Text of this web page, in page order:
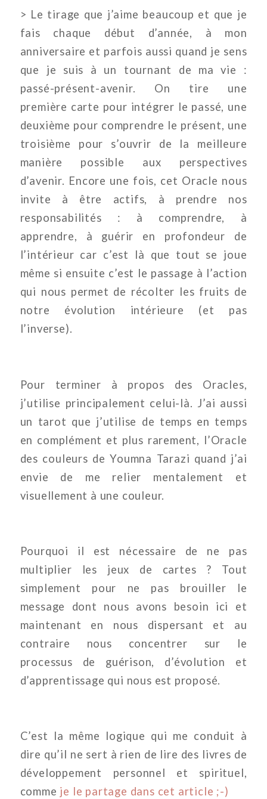
> Le tirage que j’aime beaucoup et que je
fais chaque début d’année, à mon
anniversaire et parfois aussi quand je sens
que je suis à un tournant de ma vie :
passé-présent-avenir. On tire une
première carte pour intégrer le passé, une
deuxième pour comprendre le présent, une
troisième pour s’ouvrir de la meilleure
manière possible aux perspectives
d’avenir. Encore une fois, cet Oracle nous
invite à être actifs, à prendre nos
responsabilités : à comprendre, à
apprendre, à guérir en profondeur de
l’intérieur car c’est là que tout se joue
même si ensuite c’est le passage à l’action
qui nous permet de récolter les fruits de
notre évolution intérieure (et pas
l’inverse).
Pour terminer à propos des Oracles,
j’utilise principalement celui-là. J’ai aussi
un tarot que j’utilise de temps en temps
en complément et plus rarement, l’Oracle
des couleurs de Youmna Tarazi quand j’ai
envie de me relier mentalement et
visuellement à une couleur.
Pourquoi il est nécessaire de ne pas
multiplier les jeux de cartes ? Tout
simplement pour ne pas brouiller le
message dont nous avons besoin ici et
maintenant en nous dispersant et au
contraire nous concentrer sur le
processus de guérison, d’évolution et
d’apprentissage qui nous est proposé.
C’est la même logique qui me conduit à
dire qu’il ne sert à rien de lire des livres de
développement personnel et spirituel,
comme je le partage dans cet article ;-)